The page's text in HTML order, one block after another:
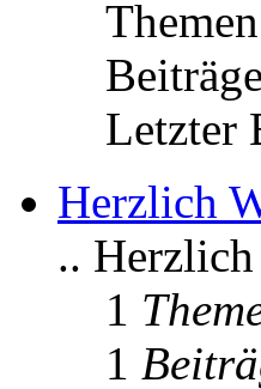
Themen
Beiträge
Letzter
Herzlich
..
1
1